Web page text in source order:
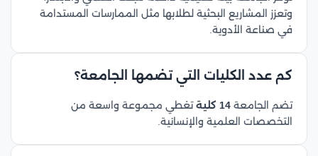
وتعزز المشاريع البحثية لطلابها مثل الممارسات المستدامة
في صناعة الأدوية.
كم عدد الكليات التي تضمها الجامعة؟
تضم الجامعة 14 كلية
تغطي مجموعة واسعة من
التخصصات العلمية والإنسانية.